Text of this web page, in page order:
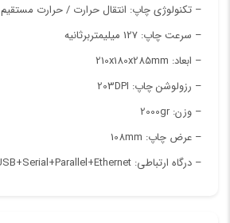
– تکنولوژی چاپ: انتقال حرارت / حرارت مستقيم
– سرعت چاپ: 127 میلیمتربرثانیه
– ابعاد: 210x180x285mm
– رزولوشن چاپ: 203DPI
– وزن: 2000gr
– عرض چاپ: 108mm
– درگاه ارتباطی: USB+Serial+Parallel+Ethernet